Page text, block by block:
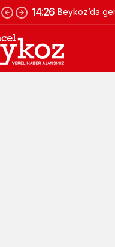
14:26 Beykoz’da